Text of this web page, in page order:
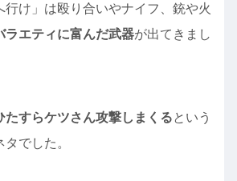
行け」は殴り合いやナイフ、銃や火
ラエティに富んだ武器が出てきまし
たすらケツさん攻撃しまくるという
でした。